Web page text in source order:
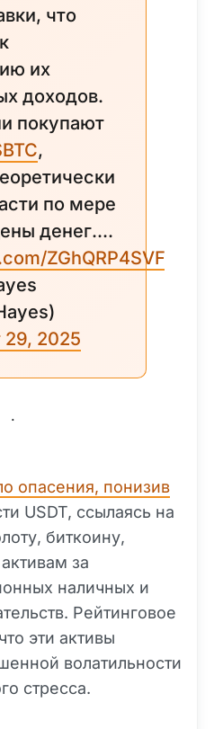
что
их
доходов.
покупают
,
по мере
денег....
ZGhQRP4SVF
2025
.
опасения, понизив
USDT, ссылаясь на
биткоину,
за
наличных и
Рейтинговое
эти активы
волатильности
стресса.